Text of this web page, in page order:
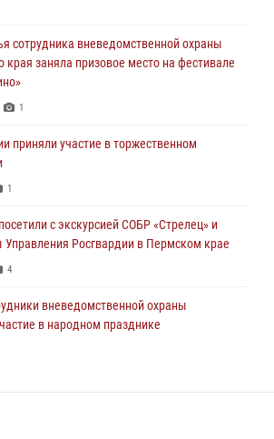
с Росгвардией»
росгвардейцы провели день в клубе
сотрудника вневедомственной охраны
края заняла призовое место на фестивале
1
приняли участие в торжественном
1
с экскурсией СОБР «Стрелец» и
Управления Росгвардии в Пермском крае
4
вневедомственной охраны
в народном празднике
мероприятие